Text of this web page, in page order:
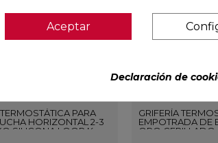
PARA
HORIZONTAL 2-3
SILICONA LOOP K
GRIFERÍA
EMPOTRADA DE
ORO CEPILLADO
Aceptar
Declaración de